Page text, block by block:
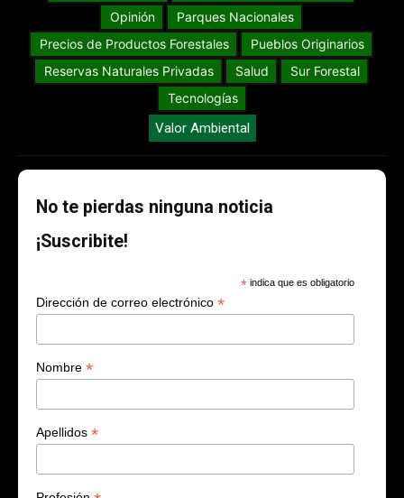
Opinión
Parques Nacionales
Precios de Productos Forestales
Pueblos Originarios
Reservas Naturales Privadas
Salud
Sur Forestal
Tecnologías
Valor Ambiental
No te pierdas ninguna noticia
¡Suscribite!
* indica que es obligatorio
Dirección de correo electrónico *
Nombre *
Apellidos *